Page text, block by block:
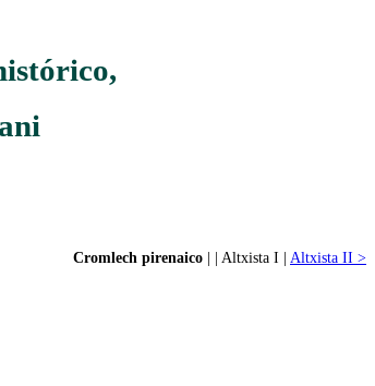
Cromlech pirenaico | | Altxista I | Altxista II >